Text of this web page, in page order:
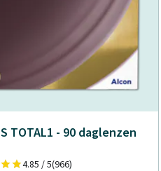
TOTAL1 - 90 daglenzen
4.85 / 5(966)